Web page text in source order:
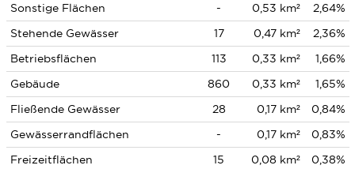
Sonstige Flächen - 0,53 km²
2,64%
Stehende Gewässer
17 0,47 km²
2,36%
Betriebsflächen
113 0,33 km²
1,66%
Gebäude
860 0,33 km²
1,65%
Fließende Gewässer
28 0,17 km²
0,84%
Gewässerrandflächen
- 0,17 km²
0,83%
Freizeitflächen
15 0,08 km²
0,38%